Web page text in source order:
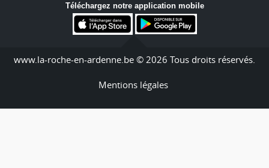
Téléchargez notre application mobile
www.la-roche-en-ardenne.be © 2026 Tous droits réservés.
Mentions légales